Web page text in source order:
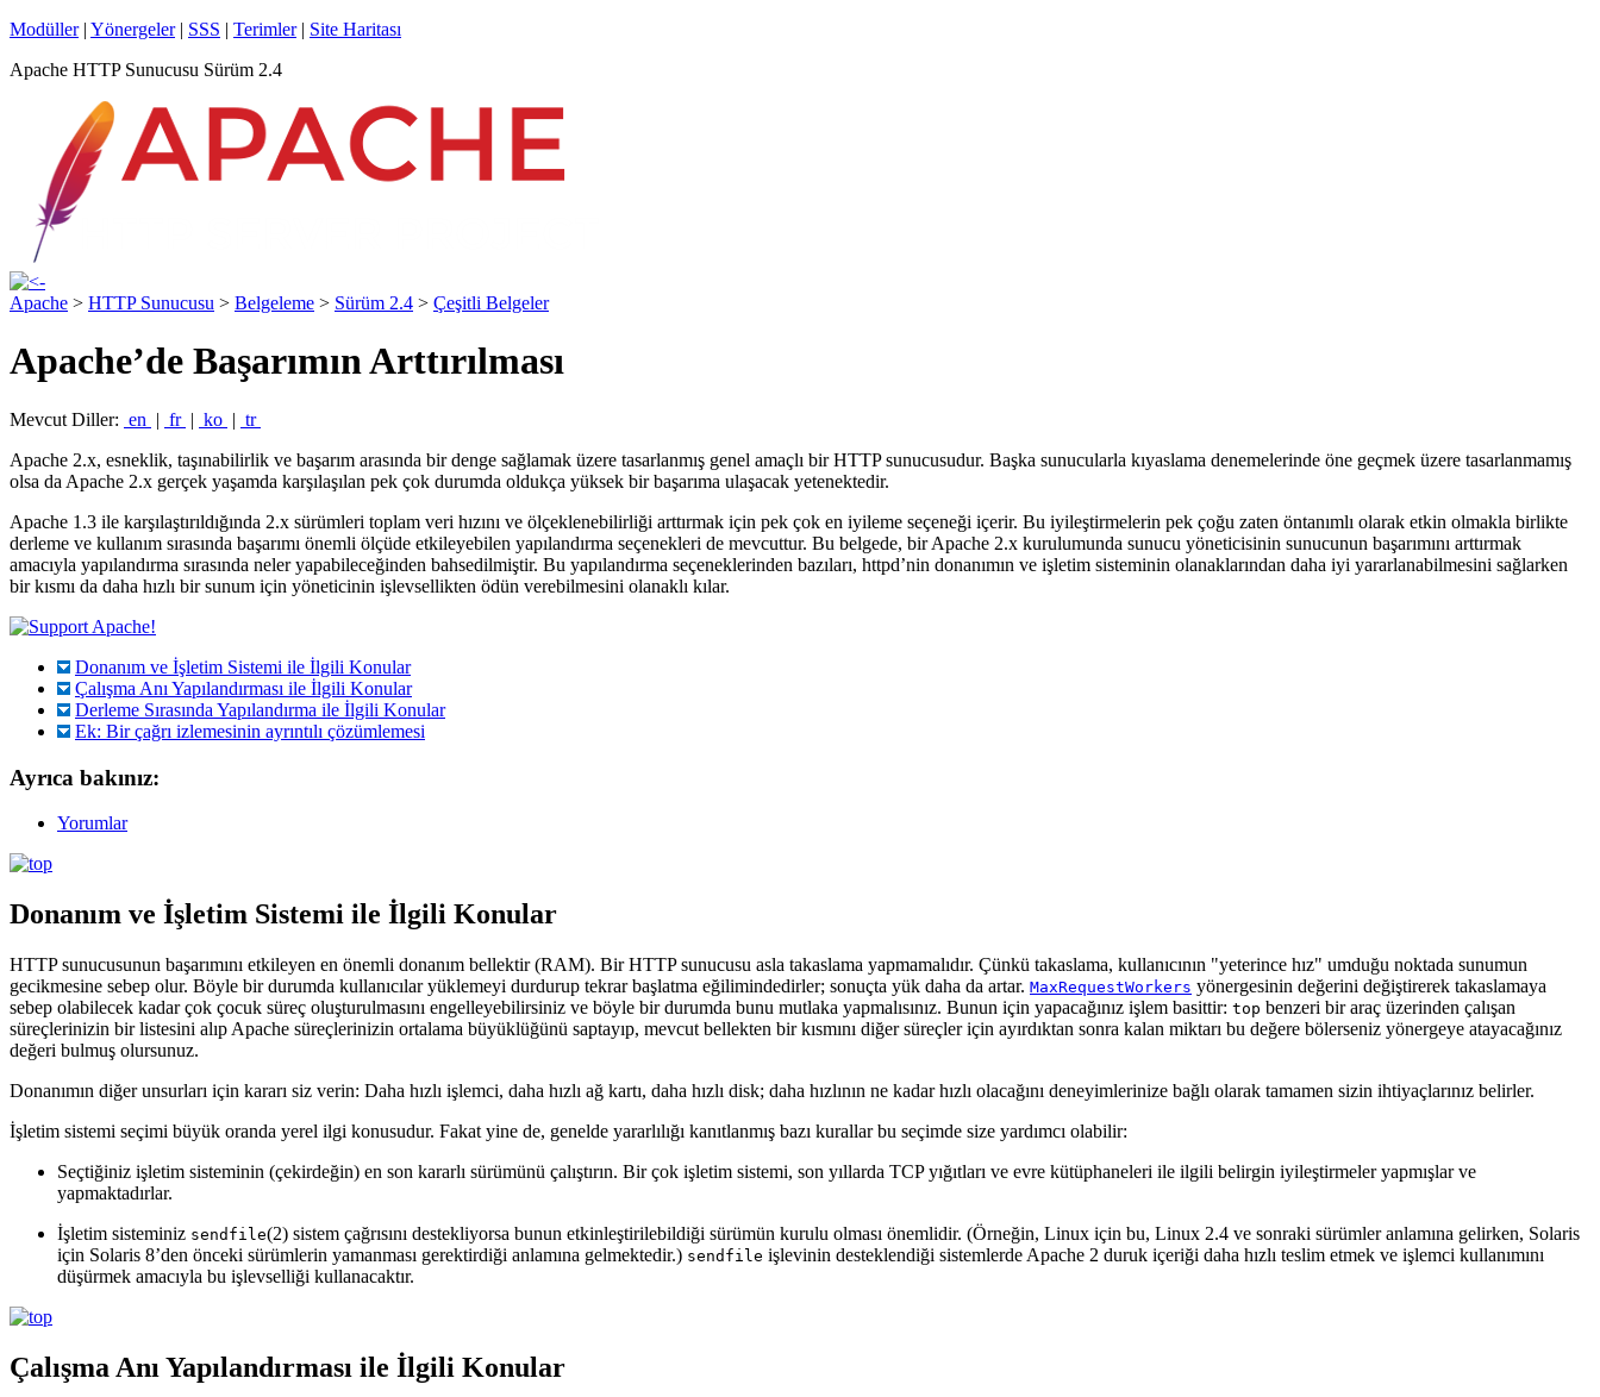
Modüller| Yönergeler| SSS | Terimler| Site Haritası
Apache HTTP Sunucusu Sürüm 2.4
Apache > HTTP Sunucusu > Belgeleme > Sürüm 2.4 > Çeşitli Belgeler
Apache’de Başarımın Arttırılması
Mevcut Diller: en | fr | ko | tr
Apache 2.x, esneklik, taşınabilirlik ve başarım arasında bir denge sağlamak üzere tasarlanmış genel amaçlı bir HTTP sunucusudur. Başka sunucularla kıyaslama denemelerinde öne geçmek üzere tasarlanmamış
olsa da Apache 2.x gerçek yaşamda karşılaşılan pek çok durumda oldukça yüksek bir başarıma ulaşacak yetenektedir.
Apache 1.3 ile karşılaştırıldığında 2.x sürümleri toplam veri hızını ve ölçeklenebilirliği arttırmak için pek çok en iyileme seçeneği içerir. Bu iyileştirmelerin pek çoğu zaten öntanımlı olarak etkin olmakla birlikte
derleme ve kullanım sırasında başarımı önemli ölçüde etkileyebilen yapılandırma seçenekleri de mevcuttur. Bu belgede, bir Apache 2.x kurulumunda sunucu yöneticisinin sunucunun başarımını arttırmak
amacıyla yapılandırma sırasında neler yapabileceğinden bahsedilmiştir. Bu yapılandırma seçeneklerinden bazıları, httpd’nin donanımın ve işletim sisteminin olanaklarından daha iyi yararlanabilmesini sağlarken
bir kısmı da daha hızlı bir sunum için yöneticinin işlevsellikten ödün verebilmesini olanaklı kılar.
Donanım ve İşletim Sistemi ile İlgili Konular
Çalışma Anı Yapılandırması ile İlgili Konular
Derleme Sırasında Yapılandırma ile İlgili Konular
Ek: Bir çağrı izlemesinin ayrıntılı çözümlemesi
Ayrıca bakınız:
Yorumlar
Donanım ve İşletim Sistemi ile İlgili Konular
HTTP sunucusunun başarımını etkileyen en önemli donanım bellektir (RAM). Bir HTTP sunucusu asla takaslama yapmamalıdır. Çünkü takaslama, kullanıcının "yeterince hız" umduğu noktada sunumun
gecikmesine sebep olur. Böyle bir durumda kullanıcılar yüklemeyi durdurup tekrar başlatma eğilimindedirler; sonuçta yük daha da artar. MaxRequestWorkers yönergesinin değerini değiştirerek takaslamaya
sebep olabilecek kadar çok çocuk süreç oluşturulmasını engelleyebilirsiniz ve böyle bir durumda bunu mutlaka yapmalısınız. Bunun için yapacağınız işlem basittir: top benzeri bir araç üzerinden çalışan
süreçlerinizin bir listesini alıp Apache süreçlerinizin ortalama büyüklüğünü saptayıp, mevcut bellekten bir kısmını diğer süreçler için ayırdıktan sonra kalan miktarı bu değere bölerseniz yönergeye atayacağınız
değeri bulmuş olursunuz.
Donanımın diğer unsurları için kararı siz verin: Daha hızlı işlemci, daha hızlı ağ kartı, daha hızlı disk; daha hızlının ne kadar hızlı olacağını deneyimlerinize bağlı olarak tamamen sizin ihtiyaçlarınız belirler.
İşletim sistemi seçimi büyük oranda yerel ilgi konusudur. Fakat yine de, genelde yararlılığı kanıtlanmış bazı kurallar bu seçimde size yardımcı olabilir:
Seçtiğiniz işletim sisteminin (çekirdeğin) en son kararlı sürümünü çalıştırın. Bir çok işletim sistemi, son yıllarda TCP yığıtları ve evre kütüphaneleri ile ilgili belirgin iyileştirmeler yapmışlar ve
yapmaktadırlar.
İşletim sisteminiz sendfile(2) sistem çağrısını destekliyorsa bunun etkinleştirilebildiği sürümün kurulu olması önemlidir. (Örneğin, Linux için bu, Linux 2.4 ve sonraki sürümler anlamına gelirken, Solaris
için Solaris 8’den önceki sürümlerin yamanması gerektirdiği anlamına gelmektedir.) sendfile işlevinin desteklendiği sistemlerde Apache 2 duruk içeriği daha hızlı teslim etmek ve işlemci kullanımını
düşürmek amacıyla bu işlevselliği kullanacaktır.
Çalışma Anı Yapılandırması ile İlgili Konular